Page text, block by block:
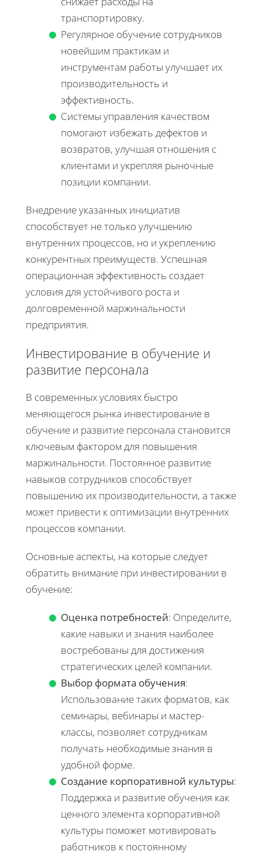
транспортировку.
Регулярное обучение сотрудников
новейшим практикам и
инструментам работы улучшает их
производительность и
эффективность.
Системы управления качеством
помогают избежать дефектов и
возвратов, улучшая отношения с
клиентами и укрепляя рыночные
позиции компании.
Внедрение указанных инициатив
способствует не только улучшению
внутренних процессов, но и укреплению
конкурентных преимуществ. Успешная
операционная эффективность создает
условия для устойчивого роста и
долговременной маржинальности
предприятия.
Инвестирование в обучение и
развитие персонала
В современных условиях быстро
меняющегося рынка инвестирование в
обучение и развитие персонала становится
ключевым фактором для повышения
маржинальности. Постоянное развитие
навыков сотрудников способствует
повышению их производительности, а также
может привести к оптимизации внутренних
процессов компании.
Основные аспекты, на которые следует
обратить внимание при инвестировании в
обучение:
Оценка потребностей: Определите,
какие навыки и знания наиболее
востребованы для достижения
стратегических целей компании.
Выбор формата обучения:
Использование таких форматов, как
семинары, вебинары и мастер-
классы, позволяет сотрудникам
получать необходимые знания в
удобной форме.
Создание корпоративной культуры:
Поддержка и развитие обучения как
ценного элемента корпоративной
культуры поможет мотивировать
работников к постоянному